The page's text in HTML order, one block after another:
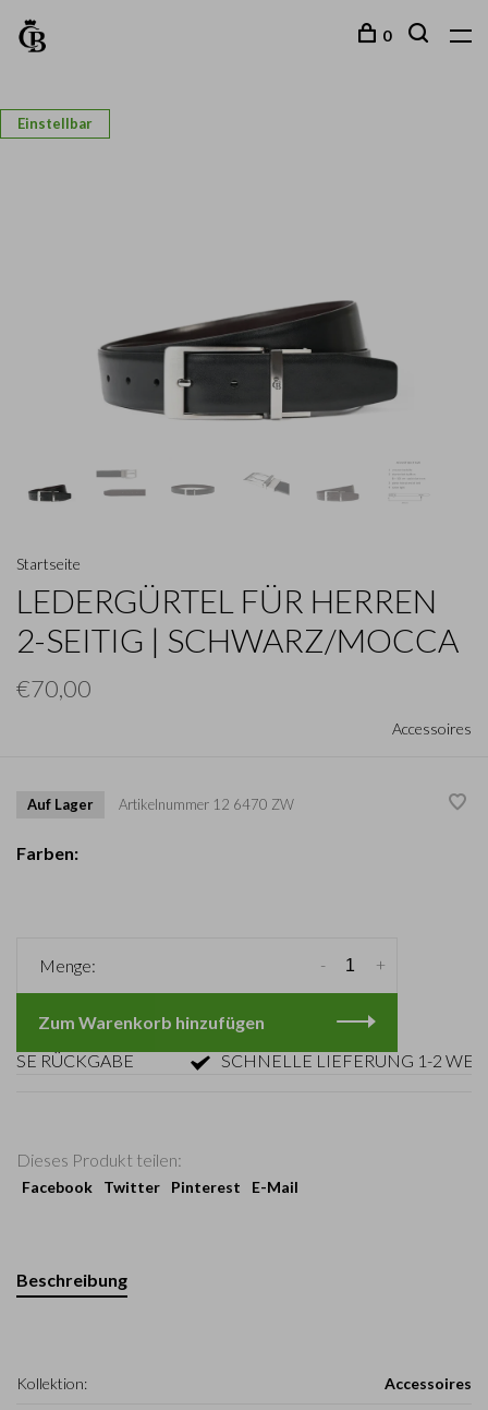
0
Einstellbar
Startseite
LEDERGÜRTEL FÜR HERREN
2-SEITIG | SCHWARZ/MOCCA
€70,00
Accessoires
Auf Lager Artikelnummer 12 6470 ZW
Farben:
Menge: +
-
Zum Warenkorb hinzufügen
RÜCKGABE
SCHNELLE LIEFERUNG 1-2
Dieses Produkt teilen:
Facebook Twitter Pinterest E-Mail
Beschreibung
Kollektion: Accessoires